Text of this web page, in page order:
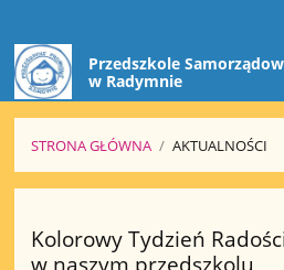
Przedszkole
w Radymnie
STRONA GŁÓWNA / AKTUALNOŚCI
Kolorowy Tydzień
w naszym przedszkolu